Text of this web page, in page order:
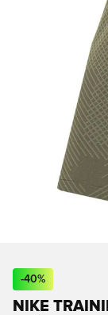
-40%
NIKE